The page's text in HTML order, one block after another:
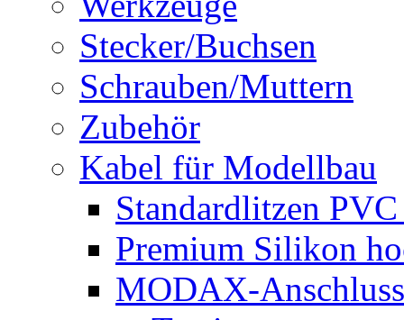
Stecker/Buchsen
Schrauben/Muttern
Zubehör
Kabel für Modellbau
Standardlitzen
Premium Silikon
MODAX-